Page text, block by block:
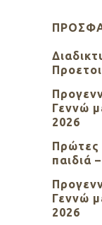
Γεννώ
2026
Πρώτες
παιδιά
Γεννώ
2026